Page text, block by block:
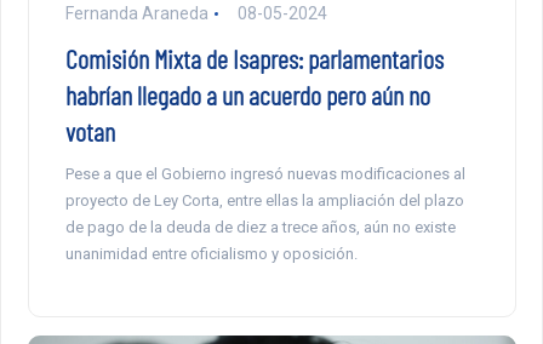
Fernanda Araneda 08-05-2024
Comisión Mixta de Isapres: parlamentarios
habrían llegado a un acuerdo pero aún no
votan
Pese a que el Gobierno ingresó nuevas modificaciones al
proyecto de Ley Corta, entre ellas la ampliación del plazo
de pago de la deuda de diez a trece años, aún no existe
unanimidad entre oficialismo y oposición.